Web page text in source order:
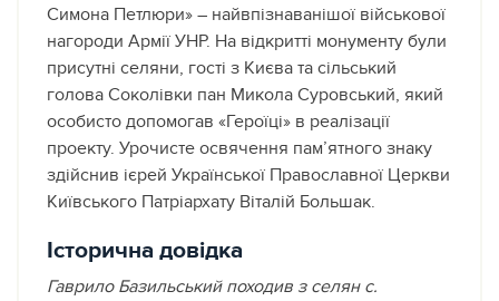
Симона Петлюри» – найвпізнаванішої військової
нагороди Армії УНР. На відкритті монументу були
присутні селяни, гості з Києва та сільський
голова Соколівки пан Микола Суровський, який
особисто допомогав «Героїці» в реалізації
проекту. Урочисте освячення пам’ятного знаку
здійснив ієрей Української Православної Церкви
Київського Патріархату Віталій Большак.
Історична довідка
Гаврило Базильський походив з селян с.